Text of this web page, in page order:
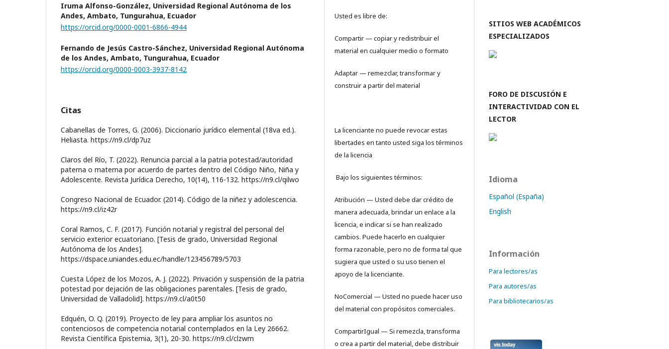
Iruma Alfonso-González, Universidad Regional Autónoma de los
Andes, Ambato, Tungurahua, Ecuador
https://orcid.org/0000-0001-6866-4944
Fernando de Jesús Castro-Sánchez, Universidad Regional Autónoma
de los Andes, Ambato, Tungurahua, Ecuador
https://orcid.org/0000-0003-3937-8142
Citas
Cabanellas de Torres, G. (2006). Diccionario jurídico elemental (18va ed.).
Heliasta. https://n9.cl/dp7uz
Claros del Río, T. (2022). Renuncia parcial a la patria potestad/autoridad
paterna o materna por acuerdo de partes dentro del Código Niño, Niña y
Adolescente. Revista Jurídica Derecho, 10(14), 116-132. https://n9.cl/qilwo
Congreso Nacional de Ecuador. (2014). Código de la niñez y adolescencia.
https://n9.cl/iz42r
Coral Ramos, C. F. (2017). Función notarial y registral del personal del
servicio exterior ecuatoriano. [Tesis de grado, Universidad Regional
Autónoma de los Andes].
https://dspace.uniandes.edu.ec/handle/123456789/5703
Cuesta López de los Mozos, A. J. (2022). Privación y suspensión de la patria
potestad por dejación de las obligaciones parentales. [Tesis de grado,
Universidad de Valladolid]. https://n9.cl/a0t50
Edquén, O. Q. (2019). Proyecto de ley para ampliar los asuntos no
contenciosos de competencia notarial contemplados en la Ley 26662.
Revista Científica Epistemia, 3(1), 20-30. https://n9.cl/clzwm
Usted es libre de:
Compartir — copiar y redistribuir el
material en cualquier medio o formato
Adaptar — remezclar, transformar y
construir a partir del material
La licenciante no puede revocar estas
libertades en tanto usted siga los términos
de la licencia
Bajo los siguientes términos:
Atribución — Usted debe dar crédito de
manera adecuada, brindar un enlace a la
licencia, e indicar si se han realizado
cambios. Puede hacerlo en cualquier
forma razonable, pero no de forma tal que
sugiera que usted o su uso tienen el
apoyo de la licenciante.
NoComercial — Usted no puede hacer uso
del material con propósitos comerciales.
CompartirIgual — Si remezcla, transforma
o crea a partir del material, debe distribuir
SITIOS WEB ACADÉMICOS
ESPECIALIZADOS
FORO DE DISCUSIÓN E
INTERACTIVIDAD CON EL
LECTOR
Idioma
Español (España)
English
Información
Para lectores/as
Para autores/as
Para bibliotecarios/as